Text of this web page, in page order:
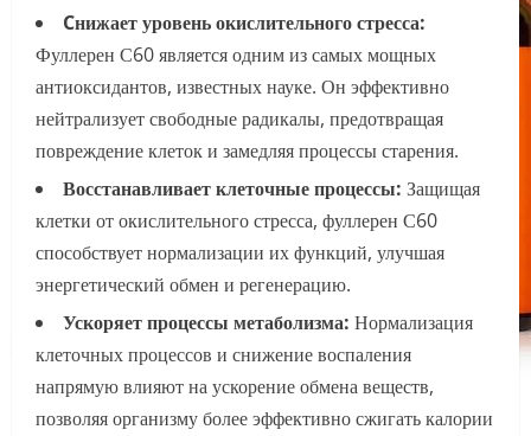
Cнижает уровень окислительного стресса:
Фуллерен С60 является одним из самых мощных
антиоксидантов, известных науке. Он эффективно
нейтрализует свободные радикалы, предотвращая
повреждение клеток и замедляя процессы старения.
Восстанавливает клеточные процессы: Защищая
клетки от окислительного стресса, фуллерен С60
способствует нормализации их функций, улучшая
энергетический обмен и регенерацию.
Ускоряет процессы метаболизма: Нормализация
клеточных процессов и снижение воспаления
напрямую влияют на ускорение обмена веществ,
позволяя организму более эффективно сжигать калории